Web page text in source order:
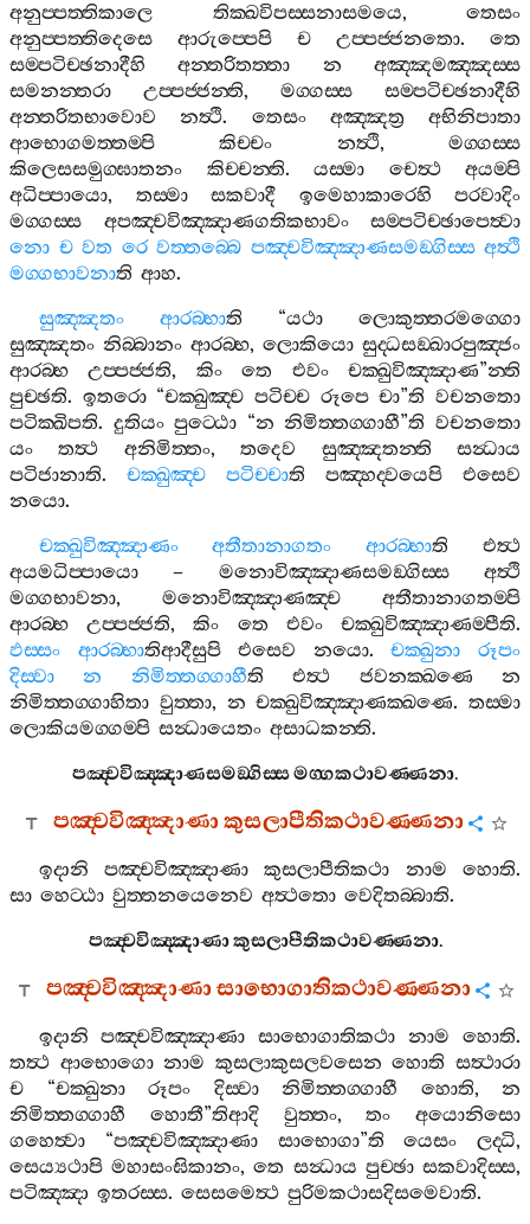
අනුප‍්පත‍්තිකාලෙ
තික‍්ඛවිපස‍්සනාසමයෙ, තෙසං
අනුප‍්පත‍්තිදෙසෙ
ආරුප‍්පෙපි ච උප‍්පජ‍්ජනතො. තෙ
සම‍්පටිච‍්ඡනාදීහි
අන‍්තරිතත‍්තා න
අඤ‍්ඤමඤ‍්ඤස‍්ස
සමනන‍්තරා
උප‍්පජ‍්ජන‍්ති, මග‍්ගස‍්ස
සම‍්පටිච‍්ඡනාදීහි
අන‍්තරිතභාවොව
නත්‍ථි. තෙසං අඤ‍්ඤත්‍ර
අභිනිපාතා
ආභොගමත‍්තම‍්පි
කිච‍්චං නත්‍ථි,මග‍්ගස‍්ස
කිලෙසසමුග‍්ඝාතනං
කිච‍්චන‍්ති. යස‍්මා චෙත්‍ථ
අයම‍්පි
අධිප‍්පායො, තස‍්මා සකවාදී ඉමෙහාකාරෙහි
පරවාදිං
මග‍්ගස‍්ස
අපඤ‍්චවිඤ‍්ඤාණගතිකභාවං
සම‍්පටිච‍්ඡාපෙත්‍වා
නො ච වත රෙ වත‍්තබ‍්බෙ පඤ‍්චවිඤ‍්ඤාණසමඞ‍්ගිස‍්ස අත්‍ථි
මග‍්ගභාවනාති ආහ.
සුඤ‍්ඤතං
ආරබ‍්භාති “යථා
ලොකුත‍්තරමග‍්ගො
සුඤ‍්ඤතං නිබ‍්බානං ආරබ‍්භ, ලොකියො සුද‍්ධසඞ‍්ඛාරපුඤ‍්ජං
ආරබ‍්භ
උප‍්පජ‍්ජති, කිං තෙ එවං චක‍්ඛුවිඤ‍්ඤාණ”න‍්ති
පුච‍්ඡති. ඉතරො“චක‍්ඛුඤ‍්ච පටිච‍්ච රූපෙ චා”ති වචනතො
පටික‍්ඛිපති. දුතියං පුට‍්ඨො “න නිමිත‍්තග‍්ගාහී”ති වචනතො
යං
තත්‍ථ අනිමිත‍්තං,තදෙව සුඤ‍්ඤතන‍්ති
සන්‍ධාය
පටිජානාති. චක‍්ඛුඤ‍්ච පටිච‍්චාති පඤ‍්හද‍්වයෙපි
එසෙව
නයො.
චක‍්ඛුවිඤ‍්ඤාණං
අතීතානාගතං ආරබ‍්භාති
එත්‍ථ
අයමධිප‍්පායො – මනොවිඤ‍්ඤාණසමඞ‍්ගිස‍්ස
අත්‍ථි
මග‍්ගභාවනා, මනොවිඤ‍්ඤාණඤ‍්ච
අතීතානාගතම‍්පි
ආරබ‍්භ
උප‍්පජ‍්ජති,කිං තෙ එවං චක‍්ඛුවිඤ‍්ඤාණම‍්පීති.
ඵස‍්සං
ආරබ‍්භාතිආදීසුපි එසෙව නයො.චක‍්ඛුනා
රූපං
දිස‍්වා
න නිමිත‍්තග‍්ගාහීති එත්‍ථ ජවනක‍්ඛණෙ
න
නිමිත‍්තග‍්ගාහිතා වුත‍්තා, න චක‍්ඛුවිඤ‍්ඤාණක‍්ඛණෙ. තස‍්මා
ලොකියමග‍්ගම‍්පි සන්‍ධායෙතං අසාධකන‍්ති.
පඤ‍්චවිඤ‍්ඤාණසමඞ‍්ගිස‍්සමග‍්ගකථාවණ‍්ණනා.
පඤ‍්චවිඤ‍්ඤාණාකුසලාපීතිකථාවණ‍්ණනා
ඉදානි පඤ‍්චවිඤ‍්ඤාණා කුසලාපීතිකථා නාම හොති.
සා හෙට‍්ඨා වුත‍්තනයෙනෙව අත්‍ථතො වෙදිතබ‍්බාති.
පඤ‍්චවිඤ‍්ඤාණාකුසලාපීතිකථාවණ‍්ණනා.
පඤ‍්චවිඤ‍්ඤාණාසාභොගාතිකථාවණ‍්ණනා
ඉදානි පඤ‍්චවිඤ‍්ඤාණා සාභොගාතිකථා නාම හොති.
තත්‍ථ ආභොගො නාම කුසලාකුසලවසෙන හොති සත්‍ථාරා
ච “චක‍්ඛුනා රූපං දිස‍්වා නිමිත‍්තග‍්ගාහී හොති, න
නිමිත‍්තග‍්ගාහී
හොතී”තිආදි වුත‍්තං,තං
අයොනිසො
ගහෙත්‍වා “පඤ‍්චවිඤ‍්ඤාණා සාභොගා”ති යෙසං ලද‍්ධි,
සෙය්‍යථාපි මහාසංඝිකානං,තෙ සන්‍ධාය පුච‍්ඡා සකවාදිස‍්ස,
පටිඤ‍්ඤා ඉතරස‍්ස. සෙසමෙත්‍ථ පුරිමකථාසදිසමෙවාති.